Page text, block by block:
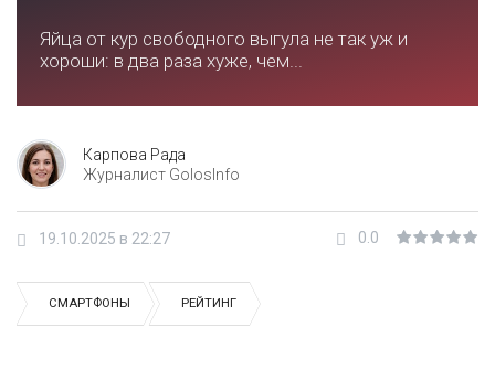
Яйца от кур свободного выгула не так уж и
хороши: в два раза хуже, чем...
Карпова Рада
Журналист GolosInfo
19.10.2025 в 22:27 0.0
СМАРТФОНЫ РЕЙТИНГ